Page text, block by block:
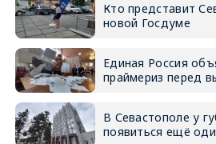
Кто представит
новой Госдуме
Единая Россия
праймериз перед
В Севастополе у
появиться ещё